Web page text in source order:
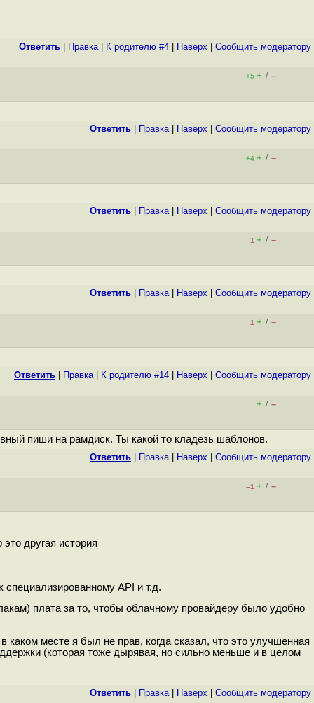
Ответить Правка| К родителю #4 Наверх Cообщить модератору
+5 + / –
Ответить Правка| Наверх Cообщить модератору
+4 + / –
Ответить Правка| Наверх Cообщить модератору
–1 + / –
Ответить Правка| Наверх Cообщить модератору
–1 + / –
Ответить Правка| К родителю #14 Наверх Cообщить модератору
+ / –
пиши на рамдиск. Ты какой то кладезь шаблонов.
Ответить Правка| Наверх Cообщить модератору
–1 + / –
другая история
API и т.д.
плата за то, чтобы облачному провайдеру было удобно
месте я был не прав, когда сказал, что это улучшенная
(которая тоже дырявая, но сильно меньше и в целом
Ответить Правка| Наверх Cообщить модератору